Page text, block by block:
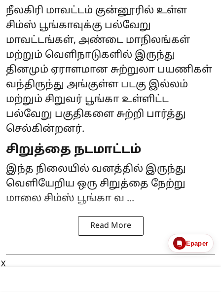
நீலகிரி மாவட்டம் குன்னூரில் உள்ள
சிம்ஸ் பூங்காவுக்கு பல்வேறு
மாவட்டங்கள், அண்டை மாநிலங்கள்
மற்றும் வெளிநாடுகளில் இருந்து
தினமும் ஏராளமான சுற்றுலா பயணிகள்
வந்திருந்து அங்குள்ள படகு இல்லம்
மற்றும் சிறுவர் பூங்கா உள்ளிட்ட
பல்வேறு பகுதிகளை சுற்றி பார்த்து
செல்கின்றனர்.
சிறுத்தை நடமாட்டம்
இந்த நிலையில் வனத்தில் இருந்து
வெளியேறிய ஒரு சிறுத்தை நேற்று
மாலை சிம்ஸ் பூங்கா வ ...
Read More
Epaper
X